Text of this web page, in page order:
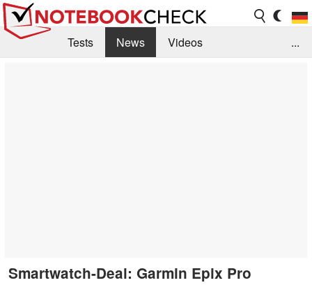
Tests News
Videos
...
Smartwatch-Deal: Garmin Epix Pro